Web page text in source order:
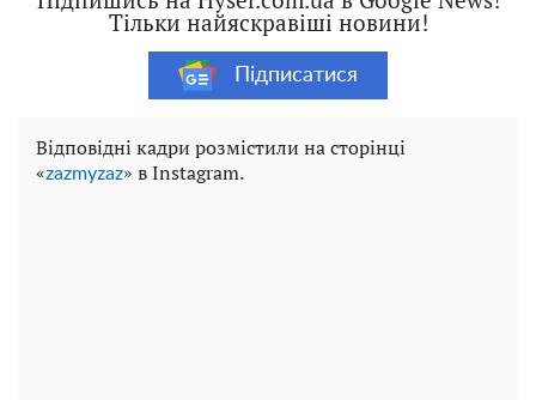
Тільки найяскравіші новини!
Підписатися
Відповідні кадри розмістили на сторінці
«zazmyzaz» в Instagram.